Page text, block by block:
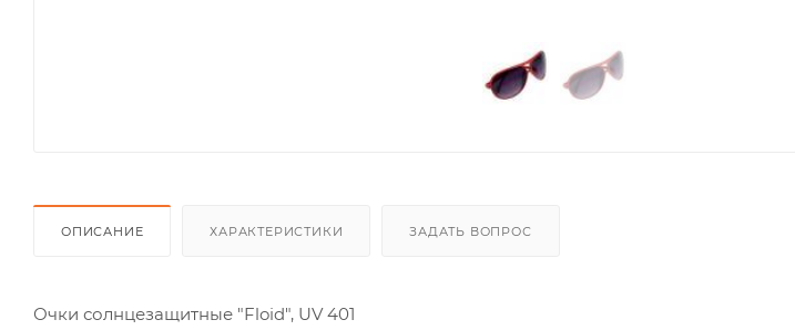
ОПИСАНИЕ ХАРАКТЕРИСТИКИ ЗАДАТЬ ВОПРОС
Очки солнцезащитные "Floid", UV 401